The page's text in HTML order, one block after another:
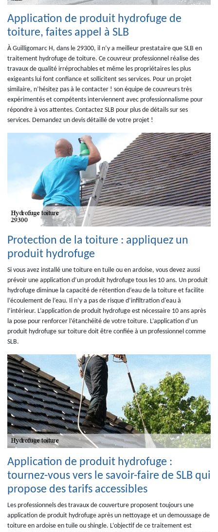
Application de produit hydrofuge de
toiture, faites appel à SLB
À Guilligomarc H, dans le 29300, il n’y a meilleur prestataire que SLB en
traitement hydrofuge de toiture. Ce couvreur professionnel réalise des
travaux de qualité irréprochables et même les propriétaires les plus
exigeants lui font confiance et sollicitent ses services. Pour un projet
similaire, n’hésitez pas à le contacter ! son équipe de couvreurs très
expérimentés et compétents interviennent avec professionnalisme pour
répondre à vos attentes. Contactez SLB pour plus de détails sur ses
services. Demandez un devis détaillé de votre projet !
Protection de la toiture : appliquez un
produit hydrofuge
Si vous avez installé une toiture en tuile ou en ardoise, vous devez aussi
prévoir une application d’un produit hydrofuge tous les 10 ans. Un produit
hydrofuge diminue la capacité de rétention d’eau de la toiture et facilite
l’écoulement de l’eau. Il n’y a pas de risque d’infiltration d'eau à
l’intérieur. L’application de produit hydrofuge est nécessaire 10 ans après
la pose pour renforcer l’étanchéité de votre toiture. L’application d’un
produit hydrofuge sur toiture doit être confiée à un professionnel comme
SLB.
Application de produit hydrofuge :
tournez-vous vers le savoir-faire de SLB qui
propose des tarifs accessibles
Les professionnels des travaux de couverture proposent toujours une
application de produit hydrofuge après un nettoyage et un demoussage de
toiture en ardoise en tuile ou shingle. L’objectif de ce traitement est